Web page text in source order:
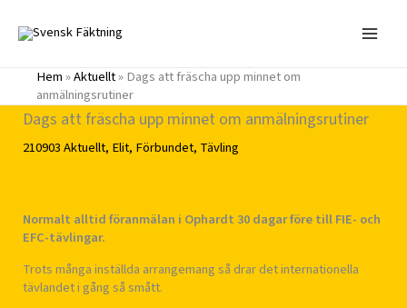
innehåll
Hem»Aktuellt»Dags att fräscha upp minnet om
anmälningsrutiner
Dags att fräscha upp minnet om anmälningsrutiner
210903Aktuellt, Elit, Förbundet, Tävling
Normalt alltid föranmälan i Ophardt 30 dagar före till FIE- och
EFC-tävlingar.
Trots många inställda arrangemang så drar det internationella
tävlandet i gång så smått.